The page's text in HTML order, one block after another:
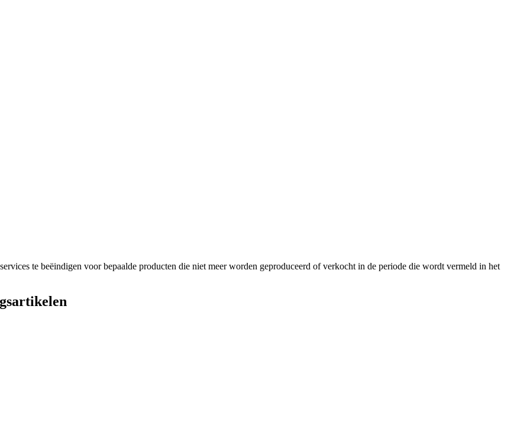
te beëindigen voor bepaalde producten die niet meer worden geproduceerd of verkocht in de periode die wordt vermeld in het